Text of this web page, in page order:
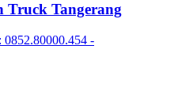
Truck Tangerang